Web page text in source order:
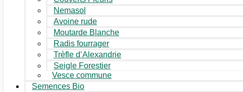
Nemasol
Avoine rude
Moutarde Blanche
Radis fourrager
Trèfle d’Alexandrie
Seigle Forestier
Vesce commune
Semences Bio